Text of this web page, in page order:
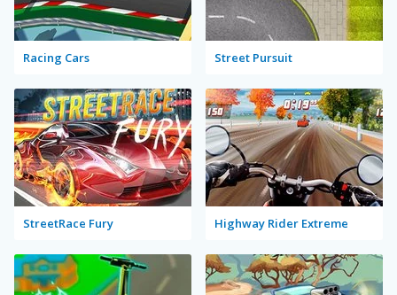
Racing Cars Street Pursuit
StreetRace Fury Highway Rider Extreme